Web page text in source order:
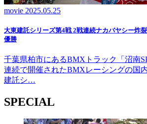
movie 2025.05.25
大東建託シリーズ第4戦 2戦連続ナカバヤシー炸
優勝
千葉県柏市にあるBMXトラック「沼南
連続で開催されたBMXレーシングの国
建託シ…
SPECIAL